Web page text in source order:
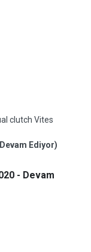
clutch Vites
Ediyor)
- Devam